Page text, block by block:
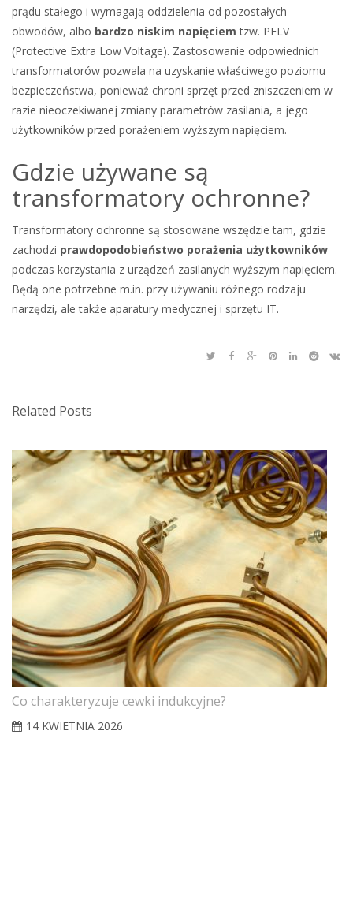
prądu stałego i wymagają oddzielenia od pozostałych
obwodów, albo bardzo niskim napięciem tzw. PELV
(Protective Extra Low Voltage). Zastosowanie odpowiednich
transformatorów pozwala na uzyskanie właściwego poziomu
bezpieczeństwa, ponieważ chroni sprzęt przed zniszczeniem w
razie nieoczekiwanej zmiany parametrów zasilania, a jego
użytkowników przed porażeniem wyższym napięciem.
Gdzie używane są
transformatory ochronne?
Transformatory ochronne są stosowane wszędzie tam, gdzie
zachodzi prawdopodobieństwo porażenia użytkowników
podczas korzystania z urządzeń zasilanych wyższym napięciem.
Będą one potrzebne m.in. przy używaniu różnego rodzaju
narzędzi, ale także aparatury medycznej i sprzętu IT.
Related Posts
Co charakteryzuje cewki indukcyjne?
14 KWIETNIA 2026